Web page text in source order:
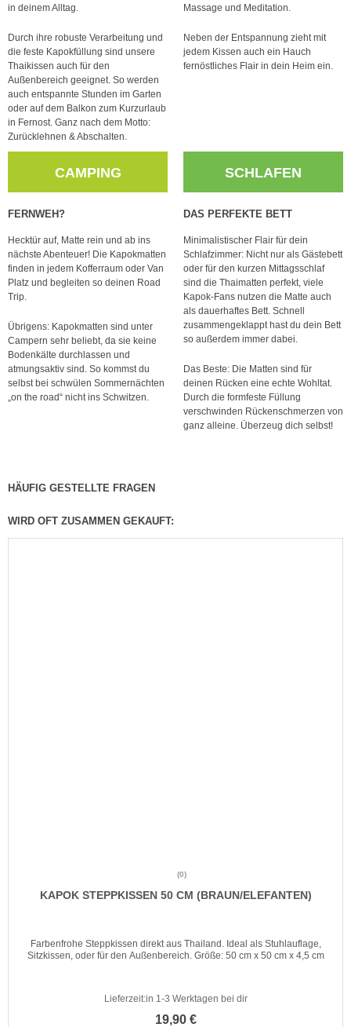
in deinem Alltag.
Durch ihre robuste Verarbeitung und
die feste Kapokfüllung sind unsere
Thaikissen auch für den
Außenbereich geeignet. So werden
auch entspannte Stunden im Garten
oder auf dem Balkon zum Kurzurlaub
in Fernost. Ganz nach dem Motto:
Zurücklehnen & Abschalten.
Massage und Meditation.
Neben der Entspannung zieht mit
jedem Kissen auch ein Hauch
fernöstliches Flair in dein Heim ein.
CAMPING
FERNWEH?
Hecktür auf, Matte rein und ab ins
nächste Abenteuer! Die Kapokmatten
finden in jedem Kofferraum oder Van
Platz und begleiten so deinen Road
Trip.
Übrigens: Kapokmatten sind unter
Campern sehr beliebt, da sie keine
Bodenkälte durchlassen und
atmungsaktiv sind. So kommst du
selbst bei schwülen Sommernächten
„on the road“ nicht ins Schwitzen.
SCHLAFEN
DAS PERFEKTE BETT
Minimalistischer Flair für dein
Schlafzimmer: Nicht nur als Gästebett
oder für den kurzen Mittagsschlaf
sind die Thaimatten perfekt, viele
Kapok-Fans nutzen die Matte auch
als dauerhaftes Bett. Schnell
zusammengeklappt hast du dein Bett
so außerdem immer dabei.
Das Beste: Die Matten sind für
deinen Rücken eine echte Wohltat.
Durch die formfeste Füllung
verschwinden Rückenschmerzen von
ganz alleine. Überzeug dich selbst!
HÄUFIG GESTELLTE FRAGEN
WIRD OFT ZUSAMMEN GEKAUFT:
(0)
KAPOK STEPPKISSEN 50 CM (BRAUN/ELEFANTEN)
Farbenfrohe Steppkissen direkt aus Thailand. Ideal als Stuhlauflage,
Sitzkissen, oder für den Außenbereich. Größe: 50 cm x 50 cm x 4,5 cm
Lieferzeit:in 1-3 Werktagen bei dir
19,90 €